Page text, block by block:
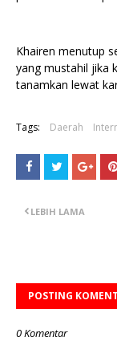
Khairen menutup
yang mustahil jika
tanamkan lewat
Tags: Daerah
LEBIH LAMA
POSTING
0 Komentar